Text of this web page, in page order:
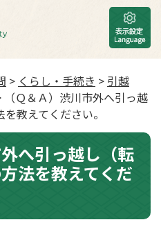
> くらし・手続き > 引越
（Ｑ＆Ａ）渋川市外へ引っ越
教えてください。
へ引っ越し（転
法を教えてくだ